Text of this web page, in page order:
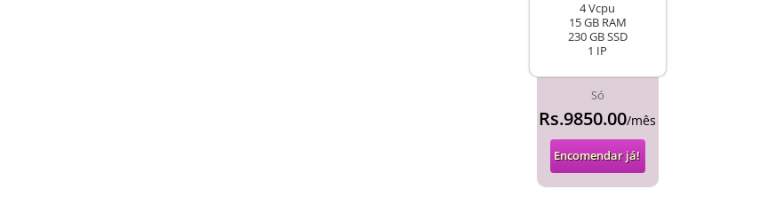
4 Vcpu
15 GB RAM
230 GB SSD
1 IP
Só
Rs.9850.00/mês
Encomendar já!